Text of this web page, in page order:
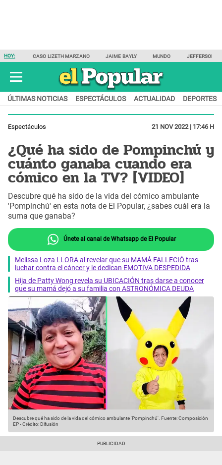
HOY: CASO LIZETH MARZANO JAIME BAYLY MUNDO JEFFERSON
ÚLTIMAS NOTICIAS ESPECTÁCULOS ACTUALIDAD DEPORTES
Espectáculos 21 NOV 2022 | 17:46 H
¿Qué ha sido de Pompinchú y
cuánto ganaba cuando era
cómico en la TV? [VIDEO]
Descubre qué ha sido de la vida del cómico ambulante
'Pompinchú' en esta nota de El Popular, ¿sabes cuál era la
suma que ganaba?
Únete al canal de Whatsapp de El Popular
Melissa Loza LLORA al revelar que su MAMÁ FALLECIÓ tras
luchar contra el cáncer y le dedican EMOTIVA DESPEDIDA
Hija de Patty Wong revela su UBICACIÓN tras darse a conocer
que su mamá dejó a su familia con ASTRONÓMICA DEUDA
Descubre qué ha sido de la vida del cómico ambulante 'Pompinchú'. Fuente: Composición
EP-Crédito: Difusión